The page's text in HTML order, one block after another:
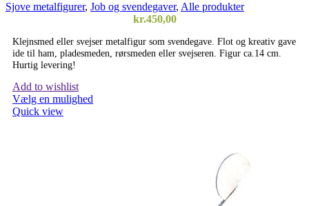
Sjove metalfigurer, Job og svendegaver, Alle produkter
kr.450,00
Klejnsmed eller svejser metalfigur som svendegave. Flot og kreativ gave
ide til ham, pladesmeden, rørsmeden eller svejseren. Figur ca.14 cm.
Hurtig levering!
Add to wishlist
Vælg en mulighed
Quick view